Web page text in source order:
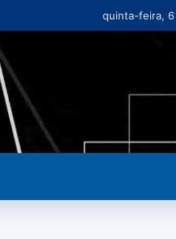
quinta-feira,